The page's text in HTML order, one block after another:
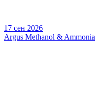
17 сен 2026
Argus Methanol & Ammonia